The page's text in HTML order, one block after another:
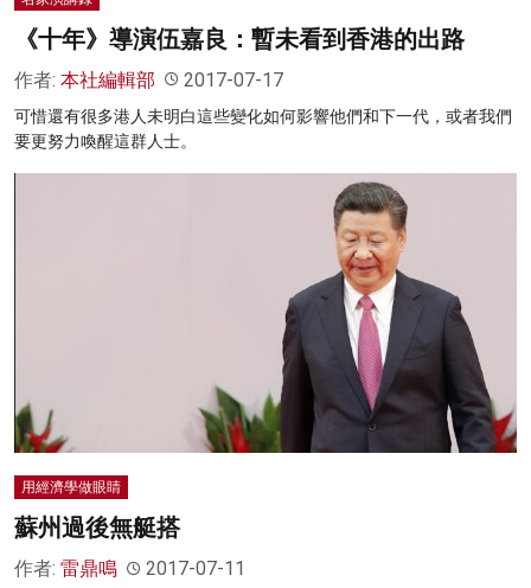
《十年》導演伍嘉良：暫未看到香港的出路
作者: 本社編輯部 2017-07-17
可惜還有很多港人未明白這些變化如何影響他們和下一代，或者我們
要更努力喚醒這群人士。
用經濟學做眼睛
蘇州過後無艇搭
作者: 雷鼎鳴 2017-07-11